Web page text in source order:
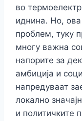
во
иднина. Но,
проблем, туку
многу важна
напорите за
амбиција и
напредуваат
локално
и политичките